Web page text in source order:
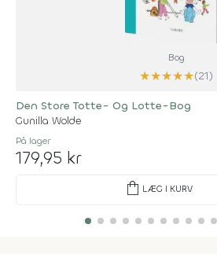
Bog
★★★★★(21)
Den Store Totte- Og Lotte-Bog
Gunilla Wolde
På lager
179,95 kr
shopping_bag LÆG I KURV